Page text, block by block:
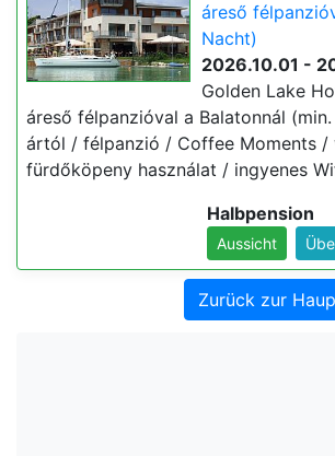
áreső
Nacht)
2026.10.01 -
Golden Lake
áreső félpanzióval a Balatonnál
ártól / félpanzió / Coffee Moments /
fürdőköpeny használat / ingyenes
Halbpension
Aussicht
Zurück zur